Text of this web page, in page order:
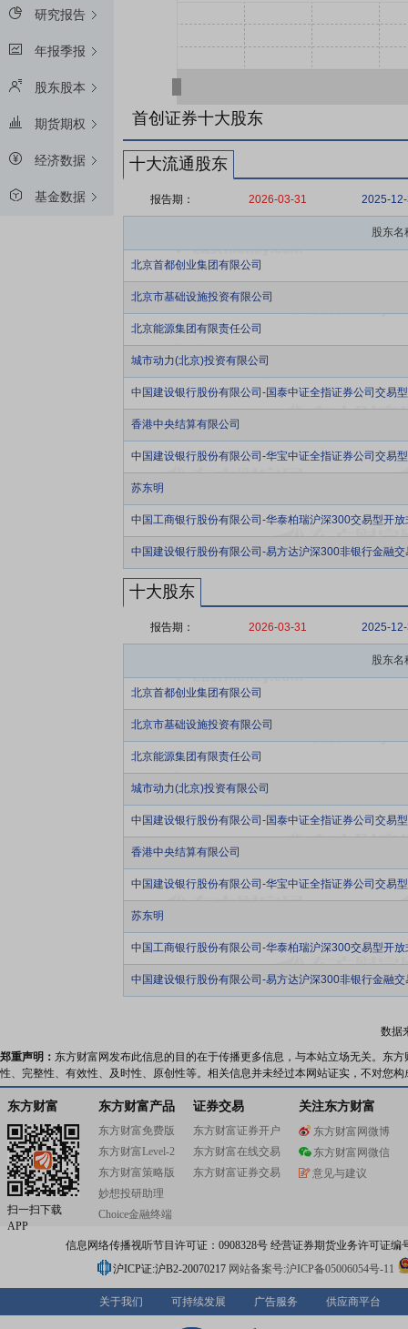
研究报告
年报季报
股东股本
期货期权
经济数据
基金数据
首创证券十大股东
十大流通股东
报告期： 2026-03-31 2025-
股东名
北京首都创业集团有限公司
北京市基础设施投资有限公司
北京能源集团有限责任公司
城市动力(北京)投资有限公司
中国建设银行股份有限公司-国泰中证全指证券公司交易
香港中央结算有限公司
中国建设银行股份有限公司-华宝中证全指证券公司交易
苏东明
中国工商银行股份有限公司-华泰柏瑞沪深300交易型开
中国建设银行股份有限公司-易方达沪深300非银行金融
十大股东
报告期： 2026-03-31 2025-
股东名
北京首都创业集团有限公司
北京市基础设施投资有限公司
北京能源集团有限责任公司
城市动力(北京)投资有限公司
中国建设银行股份有限公司-国泰中证全指证券公司交易
香港中央结算有限公司
中国建设银行股份有限公司-华宝中证全指证券公司交易
苏东明
中国工商银行股份有限公司-华泰柏瑞沪深300交易型开
中国建设银行股份有限公司-易方达沪深300非银行金融
数据
郑重声明： 东方财富网发布此信息的目的在于传播更多信息，与本站立场无关。东
性、完整性、有效性、及时性、原创性等。相关信息并未经过本网站证实，不对您
东方财富
扫一扫下载
APP
东方财富产品
东方财富免费版
东方财富Level-2
东方财富策略版
妙想投研助理
Choice金融终端
证券交易
东方财富证券开户
东方财富在线交易
东方财富证券交易
关注东方财富
东方财富网微博
东方财富网微信
意见与建议
信息网络传播视听节目许可证：0908328号 经营证券期货业务许可证编
沪ICP证:沪B2-20070217 网站备案号:沪ICP备05006054号-11
关于我们 可持续发展 广告服务 供应商平台